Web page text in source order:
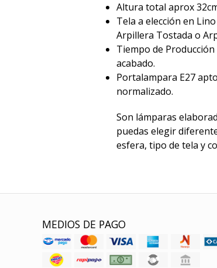
Altura total aprox
Tela a elección en
Arpillera Tostada o
Tiempo de
acabado.
Portalampara E27
normalizado.
Son lámparas
puedas elegir
esfera, tipo de tela y
MEDIOS DE PAGO